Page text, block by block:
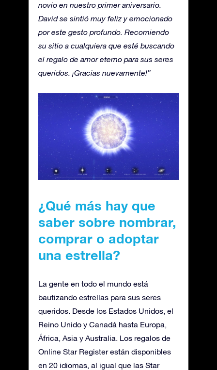
novio en nuestro primer aniversario.
David se sintió muy feliz y emocionado
por este gesto profundo. Recomiendo
su sitio a cualquiera que esté buscando
el regalo de amor eterno para sus seres
queridos. ¡Gracias nuevamente!”
¿Qué más hay que
saber sobre nombrar,
comprar o adoptar
una estrella?
La gente en todo el mundo está
bautizando estrellas para sus seres
queridos. Desde los Estados Unidos, el
Reino Unido y Canadá hasta Europa,
África, Asia y Australia. Los regalos de
Online Star Register están disponibles
en 20 idiomas, al igual que las Star